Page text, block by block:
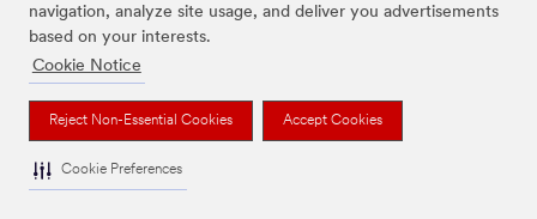
navigation, analyze site usage, and deliver you advertisements
based on your interests.
Cookie Notice
Reject Non-Essential Cookies Accept Cookies
Cookie Preferences